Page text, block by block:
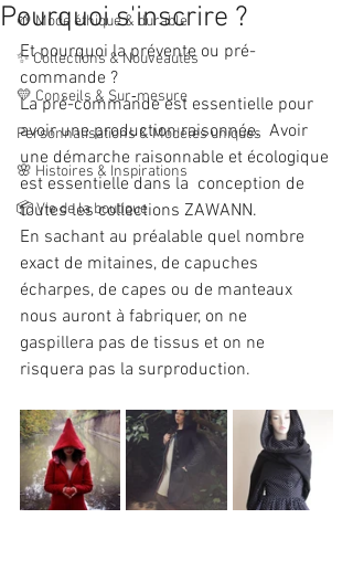
🌱 Mode éthique & durable
✨ Collections & Nouveautés
💛 Conseils & Sur‑mesure
Personnalisations & Modèles uniques
🌸 Histoires & Inspirations
📦 Vie de la boutique
Pourquoi s'inscrire ?
Et pourquoi la prévente ou pré-
commande ?
La pré-commande est essentielle pour
avoir une production raisonnée.  Avoir
une démarche raisonnable et écologique
est essentielle dans la  conception de
toutes les collections ZAWANN.
En sachant au préalable quel nombre
exact de mitaines, de capuches
écharpes, de capes ou de manteaux
nous auront à fabriquer, on ne
gaspillera pas de tissus et on ne
risquera pas la surproduction.